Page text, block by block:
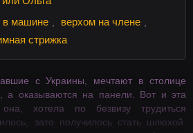
в машине верхом на члене
стрижка
с Украины, мечтают в столице
а оказываются на панели. Вот и эта
хотела по безвизу трудиться
зато получилось стать шлюхой.